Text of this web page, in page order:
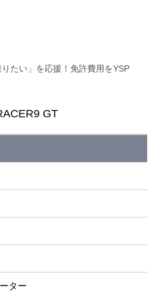
たい」を応援！免許費用をYSP
GT
ター